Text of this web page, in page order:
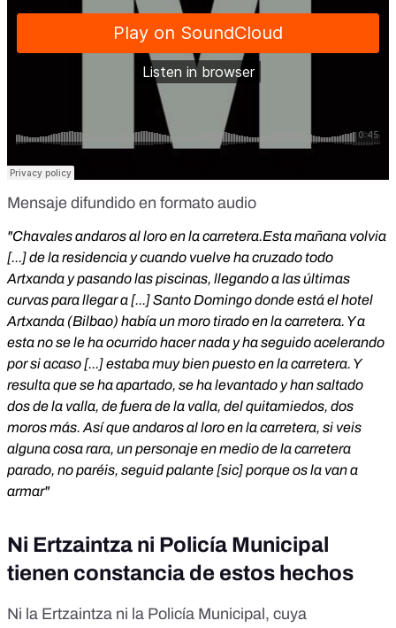
Mensaje difundido en formato audio
"Chavales andaros al loro en la carretera.Esta mañana volvia
[...] de la residencia y cuando vuelve ha cruzado todo
Artxanda y pasando las piscinas, llegando a las últimas
curvas para llegar a [...] Santo Domingo donde está el hotel
Artxanda (Bilbao) había un moro tirado en la carretera. Y a
esta no se le ha ocurrido hacer nada y ha seguido acelerando
por si acaso [...] estaba muy bien puesto en la carretera. Y
resulta que se ha apartado, se ha levantado y han saltado
dos de la valla, de fuera de la valla, del quitamiedos, dos
moros más. Así que andaros al loro en la carretera, si veis
alguna cosa rara, un personaje en medio de la carretera
parado, no paréis, seguid palante [sic] porque os la van a
armar"
Ni Ertzaintza ni Policía Municipal
tienen constancia de estos hechos
Ni la Ertzaintza ni la Policía Municipal, cuya